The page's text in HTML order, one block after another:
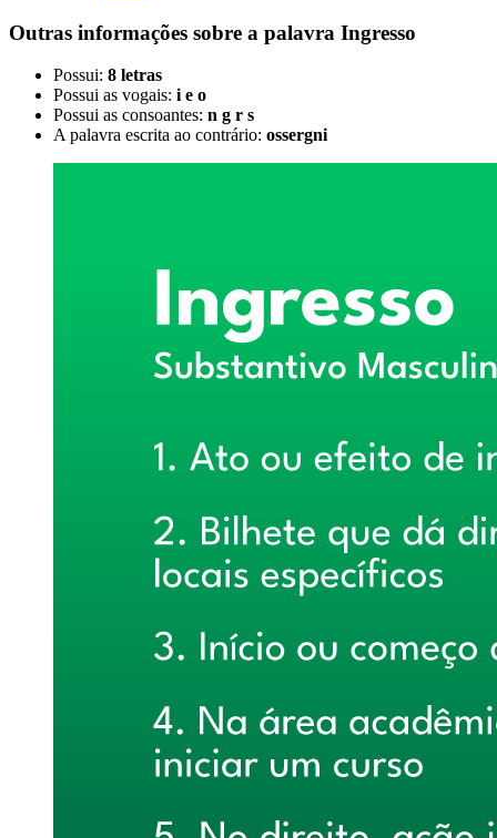
Outras informações sobre a palavra Ingresso
Possui: 8 letras
Possui as vogais: i e o
Possui as consoantes: n g r s
A palavra escrita ao contrário: ossergni